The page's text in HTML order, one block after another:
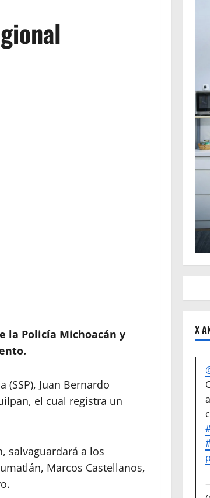
la Policía Michoacán y
Juan Bernardo
el cual registra un
salvaguardará a los
Marcos Castellanos,
X